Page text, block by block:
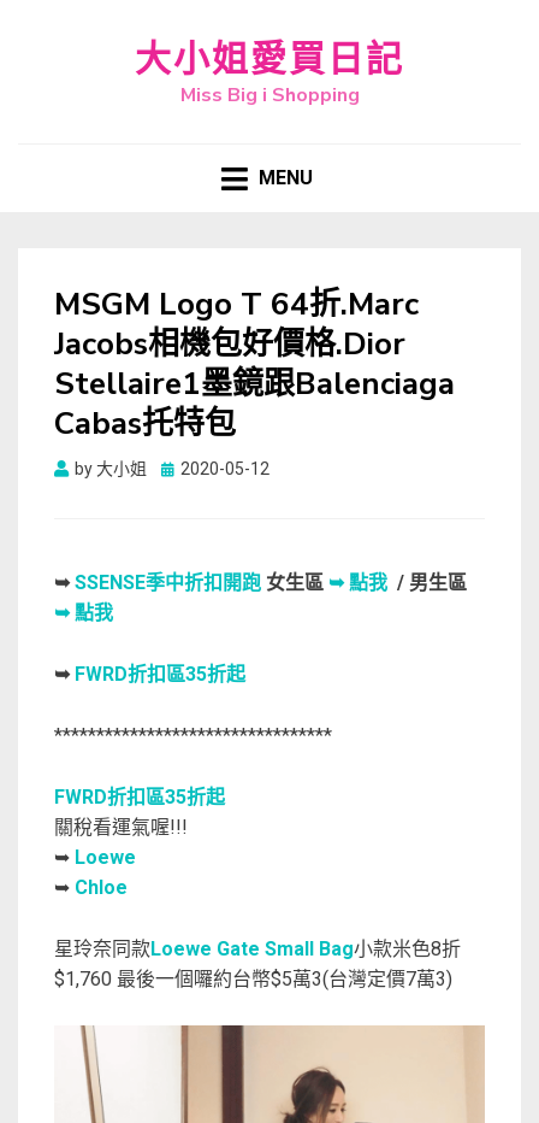
大小姐愛買日記
Miss Big i Shopping
MENU
MSGM Logo T 64折.Marc
Jacobs相機包好價格.Dior
Stellaire1墨鏡跟Balenciaga
Cabas托特包
by大小姐
Posted
2020-05-12
➥SSENSE季中折扣開跑 女生區 ➥ 點我 / 男生區
➥ 點我
➥ FWRD折扣區35折起
*********************************
FWRD折扣區35折起
關稅看運氣喔!!!
➥ Loewe
➥ Chloe
星玲奈同款 Loewe Gate Small Bag小款米色8折
$1,760 最後一個囉約台幣$5萬3(台灣定價7萬3)